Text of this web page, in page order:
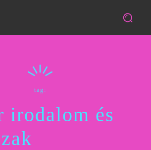
tag:
irodalom és